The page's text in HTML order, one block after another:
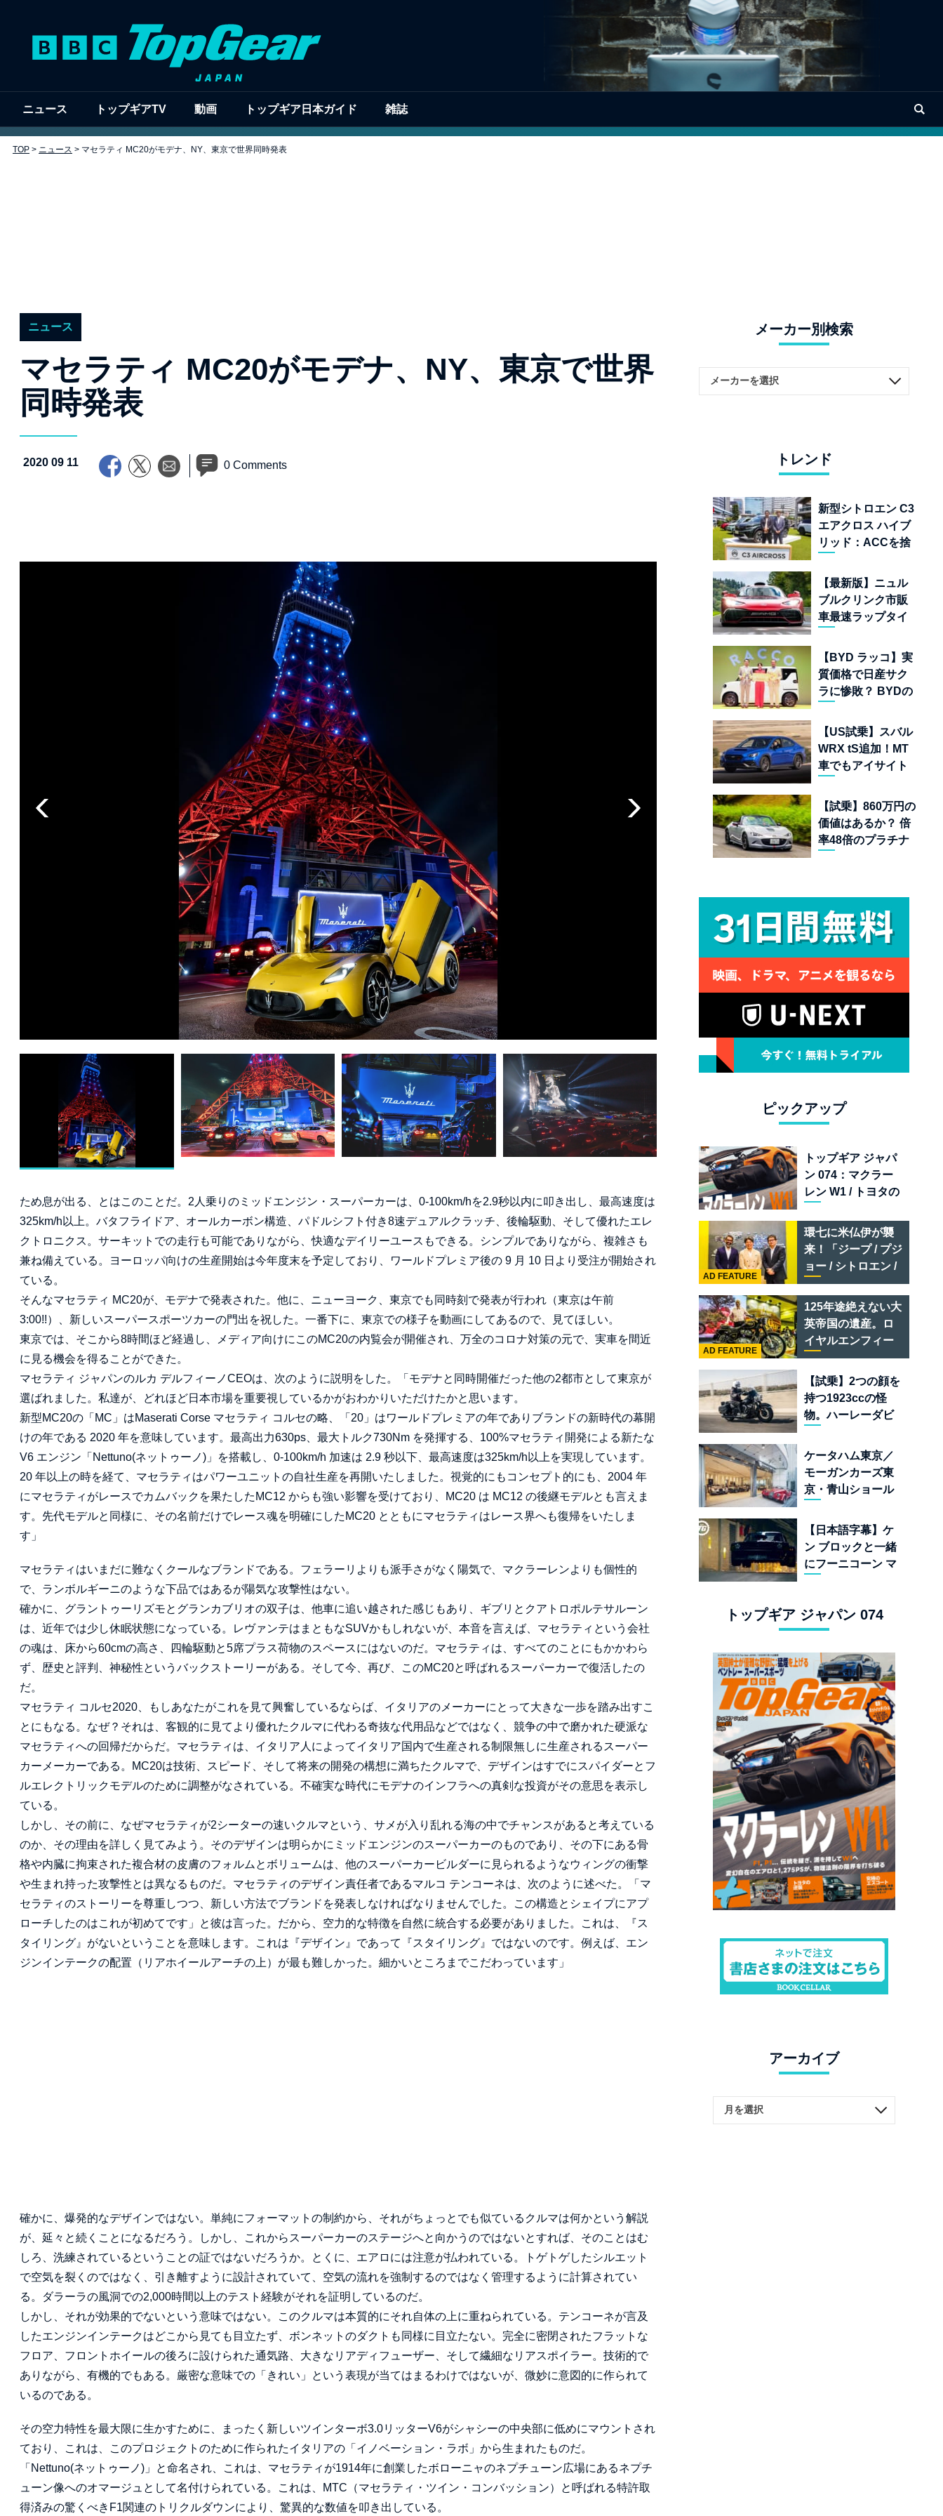
ニュース トップギアTV 動画 トップギア日本ガイド 雑誌
TOP > ニュース > マセラティ MC20がモデナ、NY、東京で世界同時発表
ニュース
マセラティ MC20がモデナ、NY、東京で世界
同時発表
2020 09 11 0 Comments
ため息が出る、とはこのことだ。2人乗りのミッドエンジン・スーパーカーは、0-100km/hを2.9秒以内に叩き出し、最高速度は
325km/h以上。バタフライドア、オールカーボン構造、パドルシフト付き8速デュアルクラッチ、後輪駆動、そして優れたエレ
クトロニクス。サーキットでの走行も可能でありながら、快適なデイリーユースもできる。シンプルでありながら、複雑さも
兼ね備えている。ヨーロッパ向けの生産開始は今年度末を予定しており、ワールドプレミア後の 9 月 10 日より受注が開始され
ている。
そんなマセラティ MC20が、モデナで発表された。他に、ニューヨーク、東京でも同時刻で発表が行われ（東京は午前
3:00!!）、新しいスーパースポーツカーの門出を祝した。一番下に、東京での様子を動画にしてあるので、見てほしい。
東京では、そこから8時間ほど経過し、メディア向けにこのMC20の内覧会が開催され、万全のコロナ対策の元で、実車を間近
に見る機会を得ることができた。
マセラティ ジャパンのルカ デルフィーノCEOは、次のように説明をした。「モデナと同時開催だった他の2都市として東京が
選ばれました。私達が、どれほど日本市場を重要視しているかがおわかりいただけたかと思います。
新型MC20の「MC」はMaserati Corse マセラティ コルセの略、「20」はワールドプレミアの年でありブランドの新時代の幕開
けの年である 2020 年を意味しています。最高出力630ps、最大トルク730Nm を発揮する、100%マセラティ開発による新たな
V6 エンジン「Nettuno(ネットゥーノ)」を搭載し、0-100km/h 加速は 2.9 秒以下、最高速度は325km/h以上を実現しています。
20 年以上の時を経て、マセラティはパワーユニットの自社生産を再開いたしました。視覚的にもコンセプト的にも、2004 年
にマセラティがレースでカムバックを果たしたMC12 からも強い影響を受けており、MC20 は MC12 の後継モデルとも言えま
す。先代モデルと同様に、その名前だけでレース魂を明確にしたMC20 とともにマセラティはレース界へも復帰をいたしま
す」
マセラティはいまだに難なくクールなブランドである。フェラーリよりも派手さがなく陽気で、マクラーレンよりも個性的
で、ランボルギーニのような下品ではあるが陽気な攻撃性はない。
確かに、グラントゥーリズモとグランカブリオの双子は、他車に追い越された感じもあり、ギブリとクアトロポルテサルーン
は、近年では少し休眠状態になっている。レヴァンテはまともなSUVかもしれないが、本音を言えば、マセラティという会社
の魂は、床から60cmの高さ、四輪駆動と5席プラス荷物のスペースにはないのだ。マセラティは、すべてのことにもかかわら
ず、歴史と評判、神秘性というバックストーリーがある。そして今、再び、このMC20と呼ばれるスーパーカーで復活したの
だ。
マセラティ コルセ2020、もしあなたがこれを見て興奮しているならば、イタリアのメーカーにとって大きな一歩を踏み出すこ
とにもなる。なぜ？それは、客観的に見てより優れたクルマに代わる奇抜な代用品などではなく、競争の中で磨かれた硬派な
マセラティへの回帰だからだ。マセラティは、イタリア人によってイタリア国内で生産される制限無しに生産されるスーパー
カーメーカーである。MC20は技術、スピード、そして将来の開発の構想に満ちたクルマで、デザインはすでにスパイダーとフ
ルエレクトリックモデルのために調整がなされている。不確実な時代にモデナのインフラへの真剣な投資がその意思を表示し
ている。
しかし、その前に、なぜマセラティが2シーターの速いクルマという、サメが入り乱れる海の中でチャンスがあると考えている
のか、その理由を詳しく見てみよう。そのデザインは明らかにミッドエンジンのスーパーカーのものであり、その下にある骨
格や内臓に拘束された複合材の皮膚のフォルムとボリュームは、他のスーパーカービルダーに見られるようなウィングの衝撃
や生まれ持った攻撃性とは異なるものだ。マセラティのデザイン責任者であるマルコ テンコーネは、次のように述べた。「マ
セラティのストーリーを尊重しつつ、新しい方法でブランドを発表しなければなりませんでした。この構造とシェイプにアプ
ローチしたのはこれが初めてです」と彼は言った。だから、空力的な特徴を自然に統合する必要がありました。これは、『ス
タイリング』がないということを意味します。これは『デザイン』であって『スタイリング』ではないのです。例えば、エン
ジンインテークの配置（リアホイールアーチの上）が最も難しかった。細かいところまでこだわっています」
確かに、爆発的なデザインではない。単純にフォーマットの制約から、それがちょっとでも似ているクルマは何かという解説
が、延々と続くことになるだろう。しかし、これからスーパーカーのステージへと向かうのではないとすれば、そのことはむ
しろ、洗練されているということの証ではないだろうか。とくに、エアロには注意が払われている。トゲトゲしたシルエット
で空気を裂くのではなく、引き離すように設計されていて、空気の流れを強制するのではなく管理するように計算されてい
る。ダラーラの風洞での2,000時間以上のテスト経験がそれを証明しているのだ。
しかし、それが効果的でないという意味ではない。このクルマは本質的にそれ自体の上に重ねられている。テンコーネが言及
したエンジンインテークはどこから見ても目立たず、ボンネットのダクトも同様に目立たない。完全に密閉されたフラットな
フロア、フロントホイールの後ろに設けられた通気路、大きなリアディフューザー、そして繊細なリアスポイラー。技術的で
ありながら、有機的でもある。厳密な意味での「きれい」という表現が当てはまるわけではないが、微妙に意図的に作られて
いるのである。
その空力特性を最大限に生かすために、まったく新しいツインターボ3.0リッターV6がシャシーの中央部に低めにマウントされ
ており、これは、このプロジェクトのために作られたイタリアの「イノベーション・ラボ」から生まれたものだ。
「Nettuno(ネットゥーノ)」と命名され、これは、マセラティが1914年に創業したボローニャのネプチューン広場にあるネプチ
ューン像へのオマージュとして名付けられている。これは、MTC（マセラティ・ツイン・コンバッション）と呼ばれる特許取
得済みの驚くべきF1関連のトリクルダウンにより、驚異的な数値を叩き出している。
メーカー別検索
トレンド
新型シトロエン C3
エアクロス ハイブ
リッド：ACCを捨
毯」を手に入れた
フランスの異端児
【最新版】ニュル
ブルクリンク市販
車最速ラップタイ
22台を一挙公開
【BYD ラッコ】実
質価格で日産サク
ラに惨敗？ BYDの
金ドーピング」の
異常な世界
【US試乗】スバル
WRX tS追加！MT
車でもアイサイト
ソリンAWDスポー
ツセダン
【試乗】860万円の
価値はあるか？ 倍
率48倍のプラチナ
12R」が魅せる究
極の人馬一体
ピックアップ
トップギア ジャパ
ン 074：マクラー
レン W1 / トヨタの
ー戦略 /フェラーリ
849 テスタロッサ /
テメラリオ /ベント
レー スーパースポ
ーツ
環七に米仏伊が襲
来！「ジープ / プジ
ョー / シトロエン /
フィアット / アバル
ト足立」はクルマ
のセレクトショッ
プである
AD FEATURE
125年途絶えない大
英帝国の遺産。ロ
イヤルエンフィー
ルド責任者に訊
く、新型
「BULLET 650」
と“時間の質”を愛
する理由
AD FEATURE
【試乗】2つの顔を
持つ1923ccの怪
物。ハーレーダビ
ォーキーエイト
117」の深淵を覗く
ケータハム東京／
モーガンカーズ東
京・青山ショール
「移動手段」では
なく「人生」だ
【日本語字幕】ケ
ン ブロックと一緒
にフーニコーン マ
トップギア ジャパン 074
アーカイブ